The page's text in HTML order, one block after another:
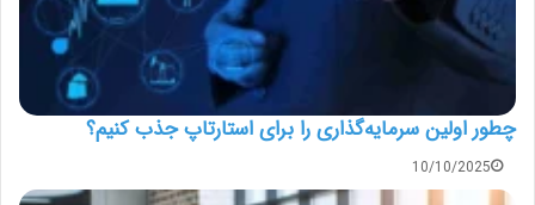
چطور اولین سرمایه‌گذاری را برای استارتاپ جذب کنیم؟
10/10/2025